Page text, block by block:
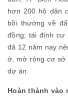
hơn 200 hộ dân
bồi thường về
đồng; tái định cư
đã 12 năm nay
ở, mở rộng cơ sở
dự án.
Hoàn thành vào